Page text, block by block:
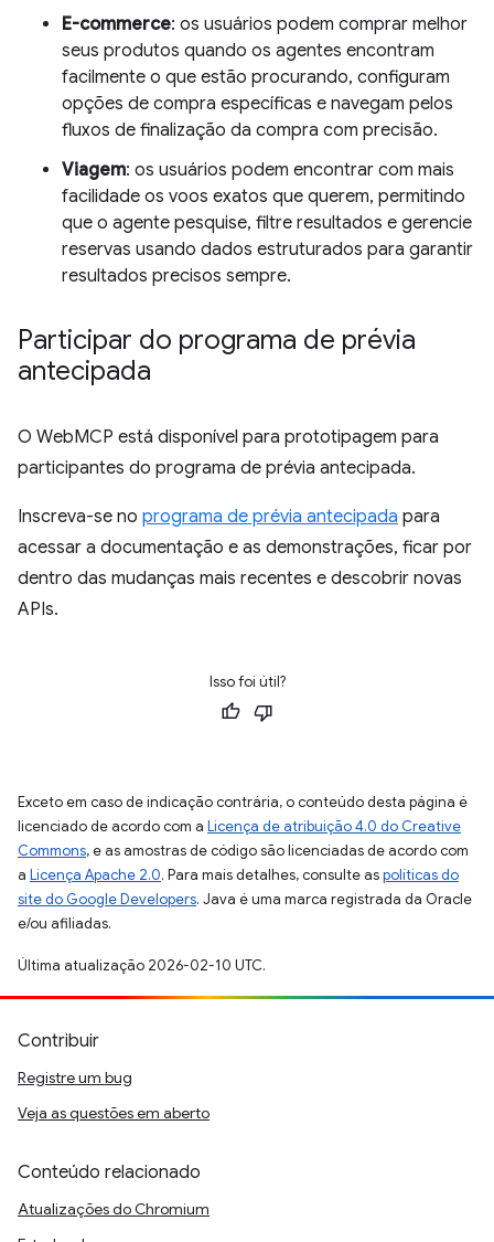
E-commerce: os usuários podem comprar melhor
seus produtos quando os agentes encontram
facilmente o que estão procurando, configuram
opções de compra específicas e navegam pelos
fluxos de finalização da compra com precisão.
Viagem: os usuários podem encontrar com mais
facilidade os voos exatos que querem, permitindo
que o agente pesquise, filtre resultados e gerencie
reservas usando dados estruturados para garantir
resultados precisos sempre.
Participar do programa de prévia
antecipada
O WebMCP está disponível para prototipagem para
participantes do programa de prévia antecipada.
Inscreva-se no programa de prévia antecipada para
acessar a documentação e as demonstrações, ficar por
dentro das mudanças mais recentes e descobrir novas
APIs.
Isso foi útil?
Exceto em caso de indicação contrária, o conteúdo desta página é
licenciado de acordo com a Licença de atribuição 4.0 do Creative
Commons, e as amostras de código são licenciadas de acordo com
a Licença Apache 2.0. Para mais detalhes, consulte aspolíticas do
site do Google Developers. Java é uma marca registrada da Oracle
e/ou afiliadas.
Última atualização 2026-02-10 UTC.
Contribuir
Registre um bug
Veja as questões em aberto
Conteúdo relacionado
Atualizações do Chromium